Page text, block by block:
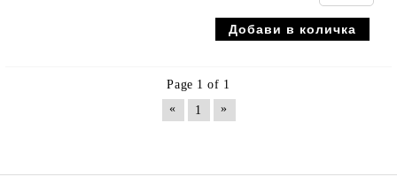
Page 1 of 1
«
1 »